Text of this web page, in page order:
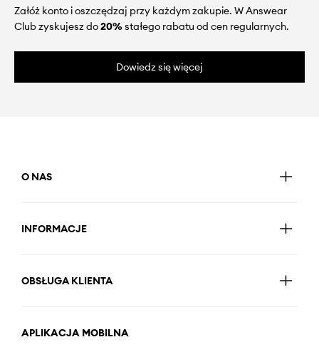
Załóż konto i oszczędzaj przy każdym zakupie. W Answear
Club zyskujesz do20%stałego rabatu od cen regularnych.
Dowiedz się więcej
O NAS
INFORMACJE
OBSŁUGA KLIENTA
APLIKACJA MOBILNA